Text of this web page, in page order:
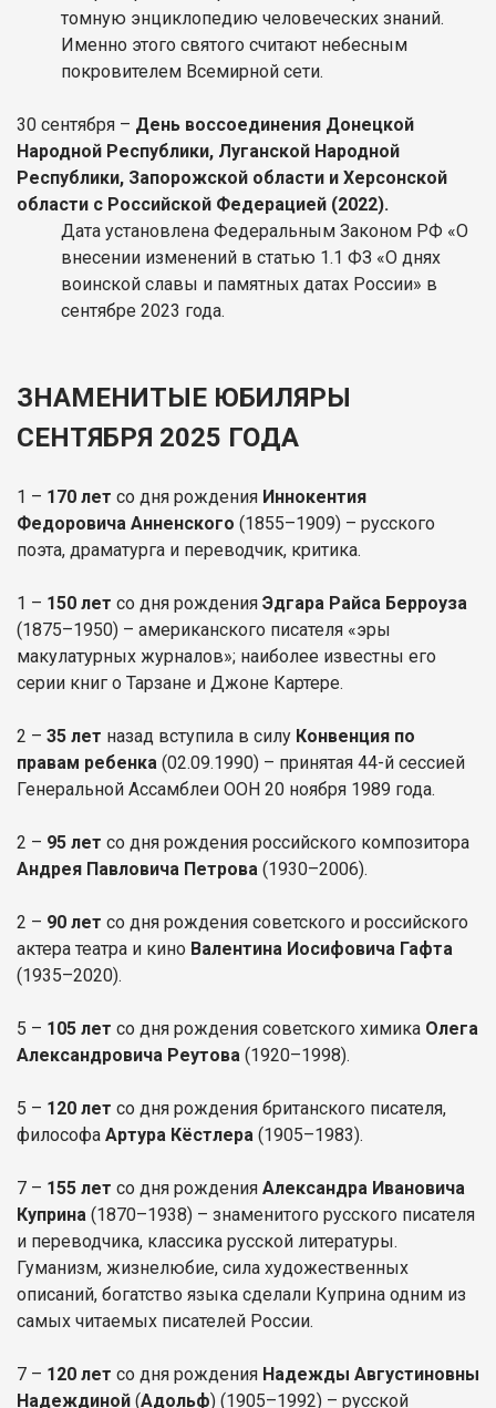
томную энциклопедию человеческих знаний.
Именно этого святого считают небесным
покровителем Всемирной сети.
30 сентября – День воссоединения Донецкой
Народной Республики, Луганской Народной
Республики, Запорожской области и Херсонской
области с Российской Федерацией (2022).
Дата установлена Федеральным Законом РФ «О
внесении изменений в статью 1.1 ФЗ «О днях
воинской славы и памятных датах России» в
сентябре 2023 года.
ЗНАМЕНИТЫЕ ЮБИЛЯРЫ
СЕНТЯБРЯ 2025 ГОДА
1 – 170 лет со дня рождения Иннокентия
Федоровича Анненского (1855–1909) – русского
поэта, драматурга и переводчик, критика.
1 – 150 лет со дня рождения Эдгара Райса Берроуза
(1875–1950) – американского писателя «эры
макулатурных журналов»; наиболее известны его
серии книг о Тарзане и Джоне Картере.
2 – 35 лет назад вступила в силу Конвенция по
правам ребенка (02.09.1990) – принятая 44-й сессией
Генеральной Ассамблеи ООН 20 ноября 1989 года.
2 – 95 лет со дня рождения российского композитора
Андрея Павловича Петрова (1930–2006).
2 – 90 лет со дня рождения советского и российского
актера театра и кино Валентина Иосифовича Гафта
(1935–2020).
5 – 105 лет со дня рождения советского химика Олега
Александровича Реутова (1920–1998).
5 – 120 лет со дня рождения британского писателя,
философа Артура Кёстлера (1905–1983).
7 – 155 лет со дня рождения Александра Ивановича
Куприна (1870–1938) – знаменитого русского писателя
и переводчика, классика русской литературы.
Гуманизм, жизнелюбие, сила художественных
описаний, богатство языка сделали Куприна одним из
самых читаемых писателей России.
7 – 120 лет со дня рождения Надежды Августиновны
Надеждиной (Адольф) (1905–1992) – русской